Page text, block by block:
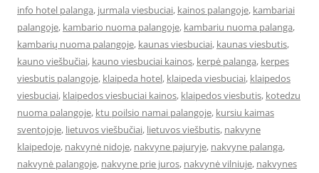
info hotel palanga, jurmala viesbuciai, kainos palangoje, kambariai
palangoje, kambario nuoma palangoje, kambariu nuoma palanga,
kambarių nuoma palangoje, kaunas viesbuciai, kaunas viesbutis,
kauno viešbučiai, kauno viesbuciai kainos, kerpė palanga, kerpes
viesbutis palangoje, klaipeda hotel, klaipeda viesbuciai, klaipedos
viesbuciai, klaipedos viesbuciai kainos, klaipedos viesbutis, kotedzu
nuoma palangoje, ktu poilsio namai palangoje, kursiu kaimas
sventojoje, lietuvos viešbučiai, lietuvos viešbutis, nakvyne
klaipedoje, nakvynė nidoje, nakvyne pajuryje, nakvyne palanga,
nakvynė palangoje, nakvyne prie juros, nakvynė vilniuje, nakvynes